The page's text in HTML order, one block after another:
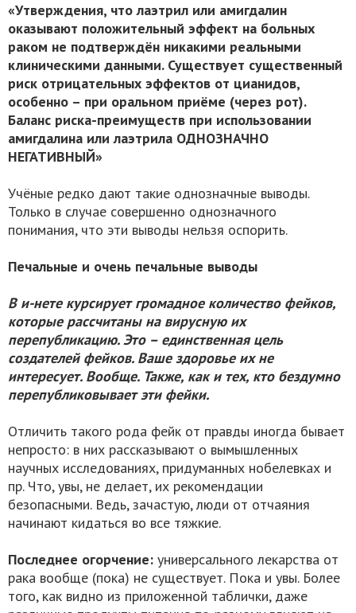
«Утверждения, что лаэтрил или амигдалин
оказывают положительный эффект на больных
раком не подтверждён никакими реальными
клиническими данными. Существует существенный
риск отрицательных эффектов от цианидов,
особенно – при оральном приёме (через рот).
Баланс риска-преимуществ при использовании
амигдалина или лаэтрила ОДНОЗНАЧНО
НЕГАТИВНЫЙ»
Учёные редко дают такие однозначные выводы.
Только в случае совершенно однозначного
понимания, что эти выводы нельзя оспорить.
Печальные и очень печальные выводы
В и-нете курсирует громадное количество фейков,
которые рассчитаны на вирусную их
перепубликацию. Это – единственная цель
создателей фейков. Ваше здоровье их не
интересует. Вообще. Также, как и тех, кто бездумно
перепубликовывает эти фейки.
Отличить такого рода фейк от правды иногда бывает
непросто: в них рассказывают о вымышленных
научных исследованиях, придуманных нобелевках и
пр. Что, увы, не делает, их рекомендации
безопасными. Ведь, зачастую, люди от отчаяния
начинают кидаться во все тяжкие.
Последнее огорчение: универсального лекарства от
рака вообще (пока) не существует. Пока и увы. Более
того, как видно из приложенной таблички, даже